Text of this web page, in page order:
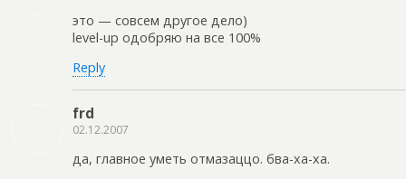
это — совсем другое дело)
level-up одобряю на все 100%
Reply
frd
02.12.2007
да, главное уметь отмазаццо. бва-ха-ха.